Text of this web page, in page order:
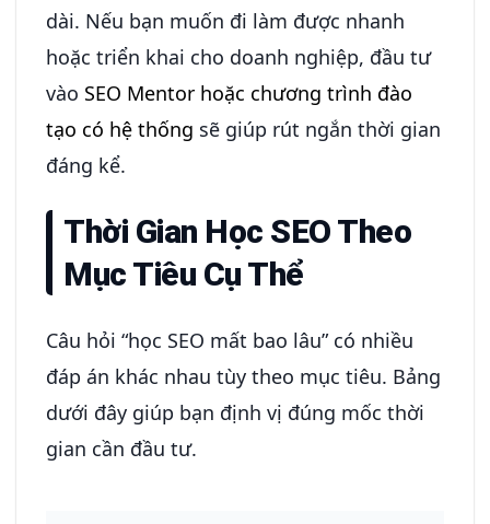
dài. Nếu bạn muốn đi làm được nhanh
hoặc triển khai cho doanh nghiệp, đầu tư
vào SEO Mentor hoặc chương trình đào
tạo có hệ thống sẽ giúp rút ngắn thời gian
đáng kể.
Thời Gian Học SEO Theo
Mục Tiêu Cụ Thể
Câu hỏi “học SEO mất bao lâu” có nhiều
đáp án khác nhau tùy theo mục tiêu. Bảng
dưới đây giúp bạn định vị đúng mốc thời
gian cần đầu tư.